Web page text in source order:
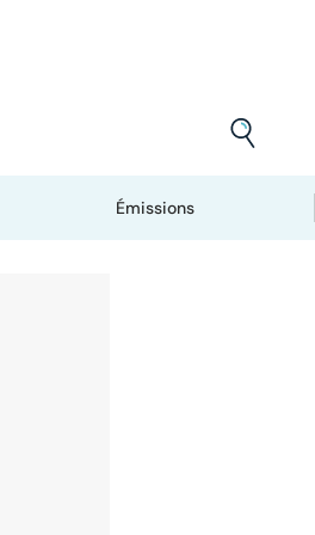
Émissions